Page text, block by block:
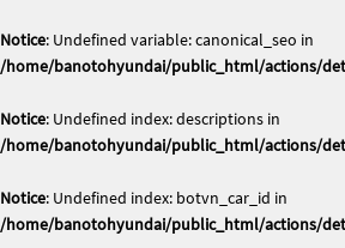
Notice: Undefined variable: canonical_seo in
/home/banotohyundai/public_html/actions/
Notice: Undefined index: descriptions in
/home/banotohyundai/public_html/actions/
Notice: Undefined index: botvn_car_id in
/home/banotohyundai/public_html/actions/